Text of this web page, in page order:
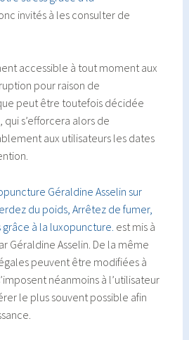
invités à les consulter de
accessible à tout moment aux
pour raison de
peut être toutefois décidée
qui s’efforcera alors de
aux utilisateurs les dates
Géraldine Asselin sur
du poids, Arrêtez de fumer,
à la luxopuncture. est mis à
Géraldine Asselin. De la même
peuvent être modifiées à
néanmoins à l’utilisateur
le plus souvent possible afin